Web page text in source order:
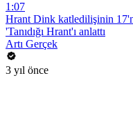
1:07
Hrant Dink katledilişinin
'Tanıdığı Hrant'ı anlattı
Artı Gerçek
3 yıl önce